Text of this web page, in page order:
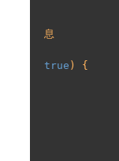
息
true ) {